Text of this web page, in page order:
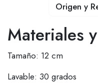
Materiales
Tamaño: 12 cm
Lavable: 30 grados
Origen y